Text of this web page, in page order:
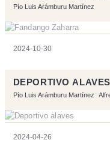
Pío Luis Arámburu Martínez
2024-10-30
DEPORTIVO ALAVES
Pío Luis Arámburu Martínez
2024-04-26